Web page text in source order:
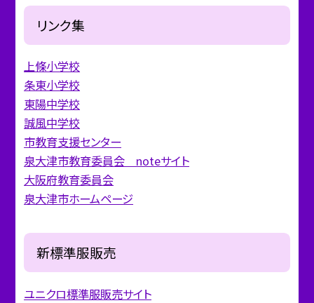
リンク集
上條小学校
条東小学校
東陽中学校
誠風中学校
市教育支援センター
泉大津市教育委員会 noteサイト
大阪府教育委員会
泉大津市ホームページ
新標準服販売
ユニクロ標準服販売サイト